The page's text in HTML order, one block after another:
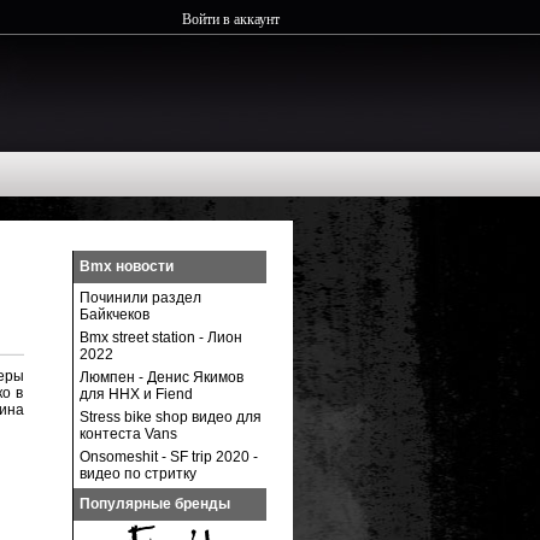
Войти в аккаунт
в
Bmx новости
Починили раздел
Байкчеков
Bmx street station - Лион
2022
Люмпен - Денис Якимов
для ННХ и Fiend
Stress bike shop видео для
контеста Vans
Onsomeshit - SF trip 2020 -
видео по стритку
Популярные бренды